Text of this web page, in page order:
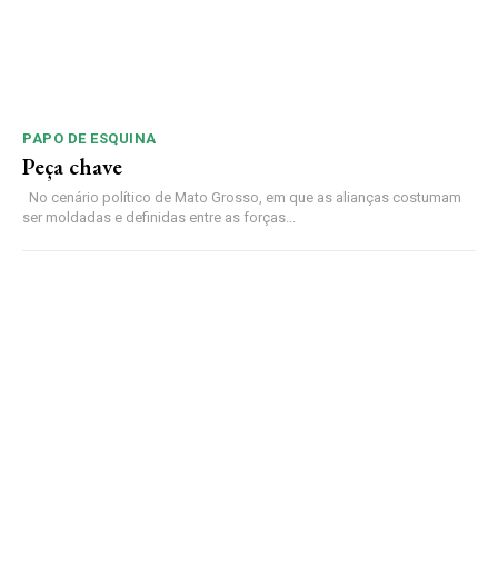
PAPO DE ESQUINA
Peça chave
No cenário político de Mato Grosso, em que as alianças costumam
ser moldadas e definidas entre as forças...